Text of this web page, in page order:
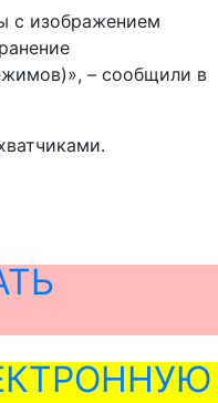
с изображением
– сообщили в